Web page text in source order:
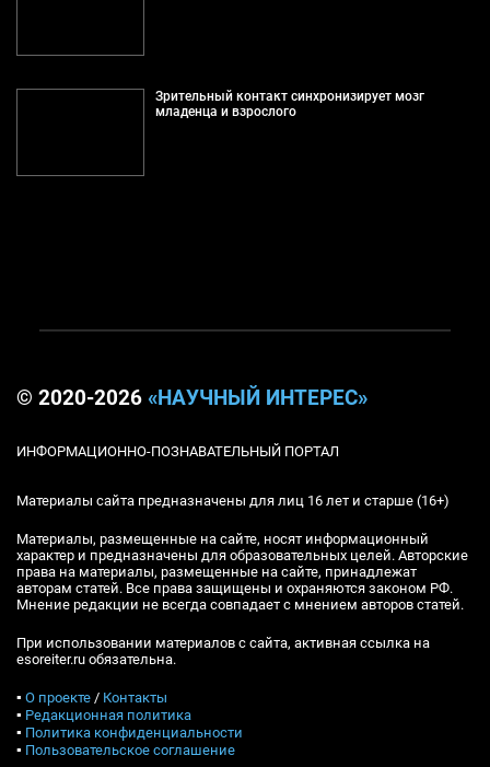
Зрительный контакт синхронизирует мозг
младенца и взрослого
© 2020-2026 «НАУЧНЫЙ ИНТЕРЕС»
ИНФОРМАЦИОННО-ПОЗНАВАТЕЛЬНЫЙ ПОРТАЛ
Материалы сайта предназначены для лиц 16 лет и старше (16+)
Материалы, размещенные на сайте, носят информационный
характер и предназначены для образовательных целей. Авторские
права на материалы, размещенные на сайте, принадлежат
авторам статей. Все права защищены и охраняются законом РФ.
Мнение редакции не всегда совпадает с мнением авторов статей.
При использовании материалов с сайта, активная ссылка на
esoreiter.ru обязательна.
▪ О проекте / Контакты
▪ Редакционная политика
▪ Политика конфиденциальности
▪ Пользовательское соглашение